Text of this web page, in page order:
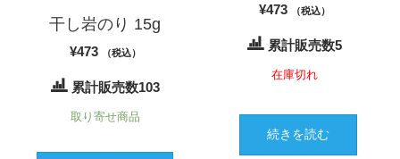
干し岩のり 15g
¥473 （税込）
累計販売数103
取り寄せ商品
¥473 （税込）
累計販売数5
在庫切れ
続きを読む